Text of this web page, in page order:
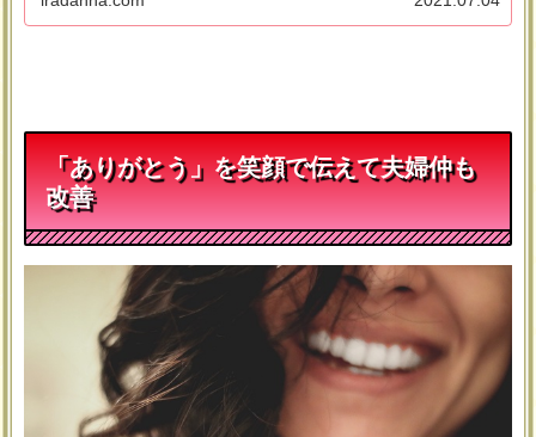
「ありがとう」を笑顔で伝えて夫婦仲も
改善